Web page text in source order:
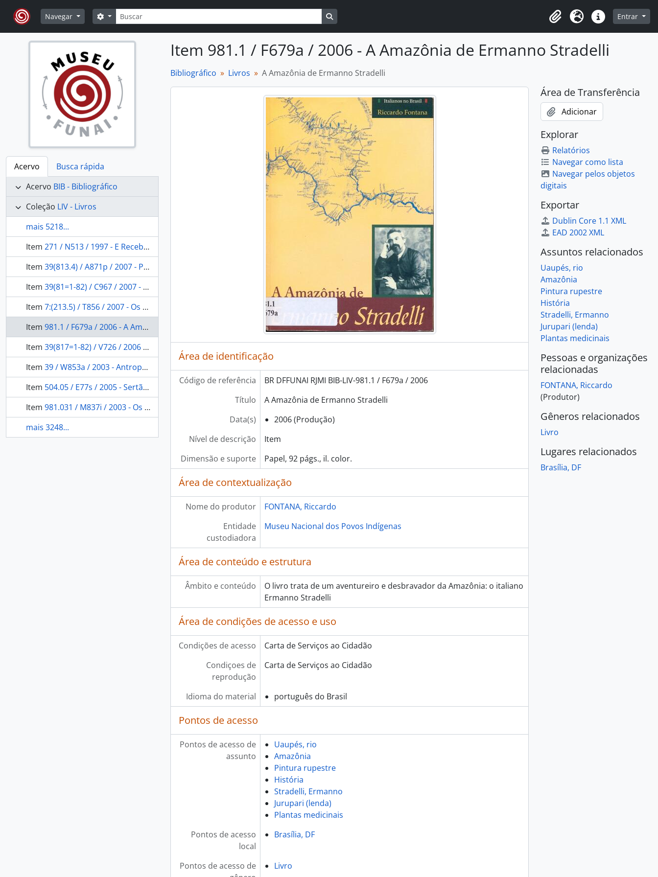
Skip to main content
Navegar
Buscar
Opções de busca
Área de Transferência
Idioma Atalhos Entrar
Acervo
Busca rápida
Acervo BIB - Bibliográfico
Coleção LIV - Livros
mais 5218...
Item 271 / N513 / 1997 - E Receberá Mercê: a mesa da consciência e ordens e o clero secular no Brasil 1808-1828.
Item 39(813.4) / A871p / 2007 - Povos indígenas de Pernambuco: identidade, diversidade e conflito.
Item 39(81=1-82) / C967 / 2007 - Culturas prêmio indígenas
Item 7:(213.5) / T856 / 2007 - Os trópicos: visões a partir do centro do globo
Item 981.1 / F679a / 2006 - A Amazônia de Ermanno Stradelli
Item 39(817=1-82) / V726 / 2006 - Orlando Villas Bôas: expedições, reflexões e registros.
Item 39 / W853a / 2003 - Antropologia e poder
Item 504.05 / E77s / 2005 - Sertão do Rio Doce
Item 981.031 / M837i / 2003 - Os índios nas cartas de Nóbrega e Anchieta
mais 3248...
Item 981.1 / F679a / 2006 - A Amazônia de Ermanno Stradelli
Bibliográfico Livros A Amazônia de Ermanno Stradelli
Área de identificação
Código de referência
BR DFFUNAI RJMI BIB-LIV-981.1 / F679a / 2006
Título
A Amazônia de Ermanno Stradelli
Data(s)
2006 (Produção)
Nível de descrição
Item
Dimensão e suporte
Papel, 92 págs., il. color.
Área de contextualização
Nome do produtor
FONTANA, Riccardo
Entidade
custodiadora
Museu Nacional dos Povos Indígenas
Área de conteúdo e estrutura
Âmbito e conteúdo
O livro trata de um aventureiro e desbravador da Amazônia: o italiano
Ermanno Stradelli
Área de condições de acesso e uso
Condições de acesso
Carta de Serviços ao Cidadão
Condiçoes de
reprodução
Carta de Serviços ao Cidadão
Idioma do material português do Brasil
Pontos de acesso
Pontos de acesso de
assunto
Uaupés, rio
Amazônia
Pintura rupestre
História
Stradelli, Ermanno
Jurupari (lenda)
Plantas medicinais
Pontos de acesso
local
Brasília, DF
Pontos de acesso de
Livro
Área de Transferência
Adicionar
Explorar
Relatórios
Navegar como lista
Navegar pelos objetos
digitais
Exportar
Dublin Core 1.1 XML
EAD 2002 XML
Assuntos relacionados
Uaupés, rio
Amazônia
Pintura rupestre
História
Stradelli, Ermanno
Jurupari (lenda)
Plantas medicinais
Pessoas e organizações
relacionadas
FONTANA, Riccardo
(Produtor)
Gêneros relacionados
Livro
Lugares relacionados
Brasília, DF